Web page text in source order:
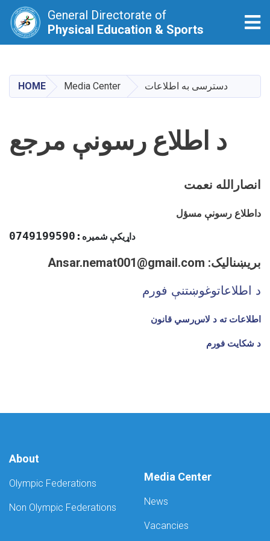
main
content
General Directorate of
Physical Education & Sports
HOME Media Center دسترسی به اطلاعات
د اطلاع رسونې مرجع
انصارالله نعمت
داطلاع رسونې مسؤل
داړیکې شمیره :0749199590
Ansar.nemat001@gmail.com :بریښنالیک
د اطلاعاتوغوښتنې فورم
اطلاعات ته د لاس‌رسي قانون
د شکایت فورم
About
Olympic Federations
Non Olympic Federations
Media Center
News
Vacancies